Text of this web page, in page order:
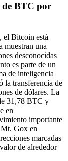
de BTC por
el Bitcoin está
muestran una
desconocidas
es parte de un
de inteligencia
transferencia de
de dólares. La
31,78 BTC y
en
importante
Mt. Gox en
marcadas
de alrededor